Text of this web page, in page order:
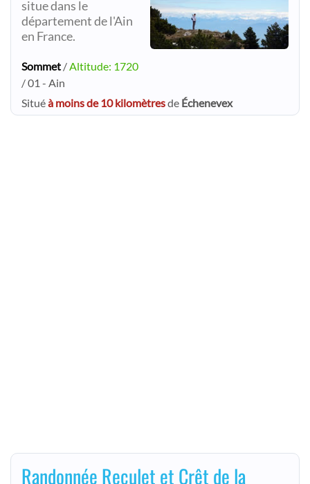
situe dans le
département de l'Ain
en France.
Sommet /Altitude: 1720
/ 01 - Ain
Situéà moins de 10 kilomètresde Échenevex
Randonnée Reculet et Crêt de la